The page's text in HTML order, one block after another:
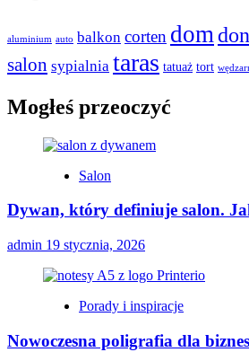
aluminium auto balkon corten dom
salon sypialnia taras tatuaż tort
Mogłeś przeoczyć
Salon
Dywan, który definiuje salon.
admin 19 stycznia, 2026
Porady i inspiracje
Nowoczesna poligrafia dla